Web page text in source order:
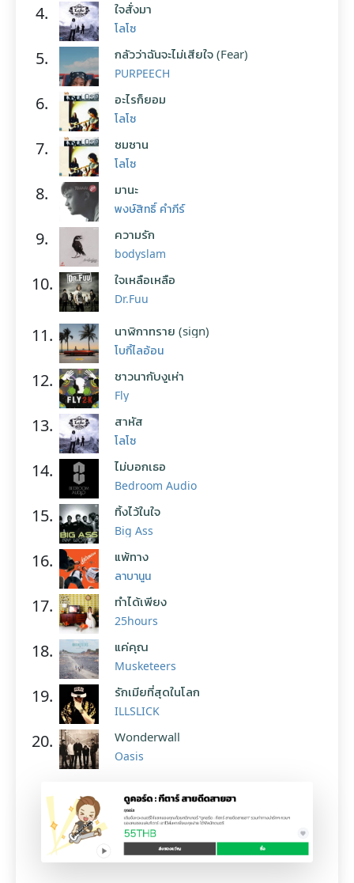
4. ใจสั่งมา
โลโซ
5. กลัวว่าฉันจะไม่เสียใจ (Fear)
PURPEECH
6. อะไรก็ยอม
โลโซ
7. ซมซาน
โลโซ
8. มานะ
พงษ์สิทธิ์ คำภีร์
9. ความรัก
bodyslam
10. ใจเหลือเหลือ
Dr.Fuu
11. นาฬิกาทราย (sign)
โบกี้ไลอ้อน
12. ชาวนากับงูเห่า
Fly
13. สาหัส
โลโซ
14. ไม่บอกเธอ
Bedroom Audio
15. ทิ้งไว้ในใจ
Big Ass
16. แพ้ทาง
ลาบานูน
17. ทำได้เพียง
25hours
18. แค่คุณ
Musketeers
19. รักเมียที่สุดในโลก
ILLSLICK
20. Wonderwall
Oasis